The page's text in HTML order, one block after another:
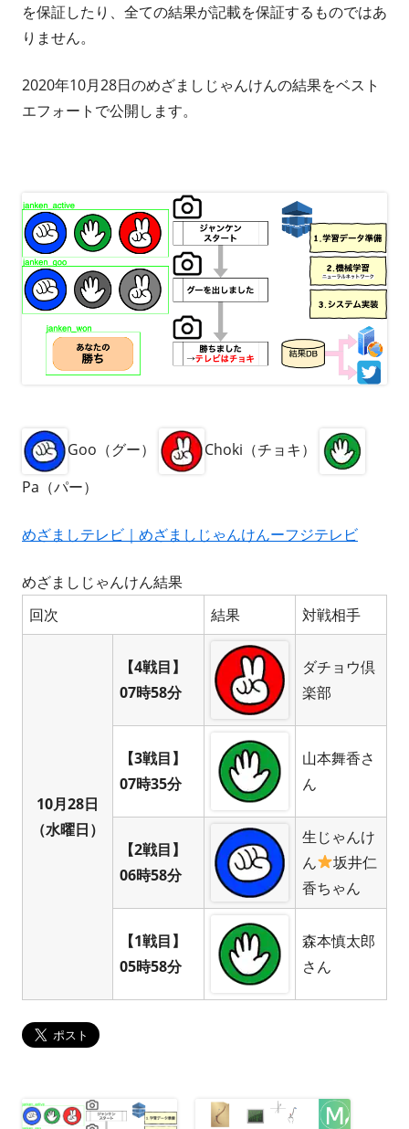
を保証したり、全ての結果が記載を保証するものではあ
りません。
2020年10月28日のめざましじゃんけんの結果をベスト
エフォートで公開します。
Goo（グー）
Choki（チョキ）
Pa（パー）
めざましテレビ｜めざましじゃんけんーフジテレビ
めざましじゃんけん結果
回次
結果 対戦相手
10月28日
（水曜日）
【4戦目】
07時58分
ダチョウ倶
楽部
【3戦目】
07時35分
山本舞香さ
ん
【2戦目】
06時58分
生じゃんけ
ん
坂井仁
香ちゃん
【1戦目】
05時58分
森本慎太郎
さん